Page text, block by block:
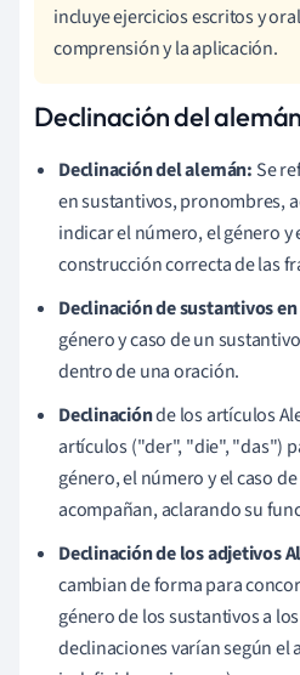
incluye ejercicios escritos y
comprensión y la aplicación.
Declinación del
Declinación del alemán: Se
en sustantivos, pronombres,
indicar el número, el género y
construcción correcta de las
Declinación de sustantivos
género y caso de un
dentro de una oración.
Declinaciónde los artículos
artículos ("der", "die", "das")
género, el número y el caso
acompañan, aclarando su
Declinación de los adjetivos
cambian de forma para
género de los sustantivos a
declinaciones varían según